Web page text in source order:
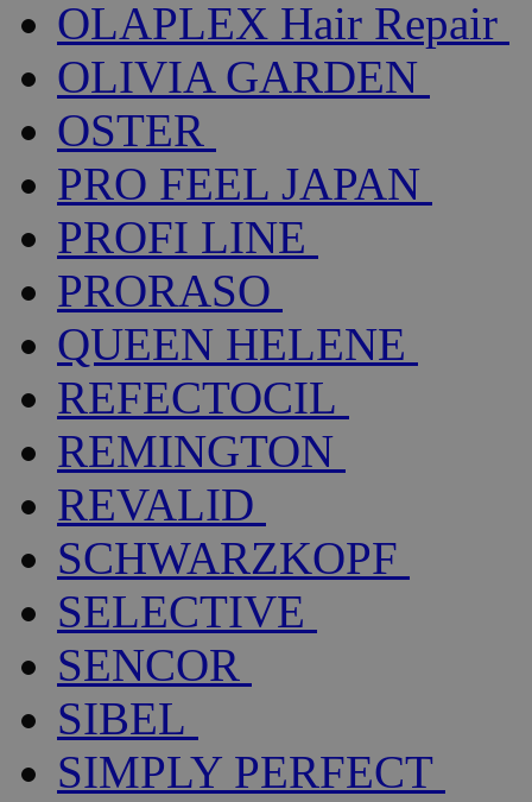
OLAPLEX Hair Repair
OLIVIA GARDEN
OSTER
PRO FEEL JAPAN
PROFI LINE
PRORASO
QUEEN HELENE
REFECTOCIL
REMINGTON
REVALID
SCHWARZKOPF
SELECTIVE
SENCOR
SIBEL
SIMPLY PERFECT